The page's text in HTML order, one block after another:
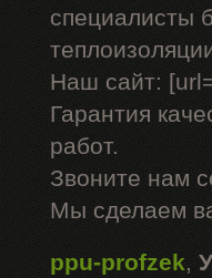
специалисты
Наш сайт:
Гарантия
работ.
Звоните нам
Мы сделаем
ppu-profzek,